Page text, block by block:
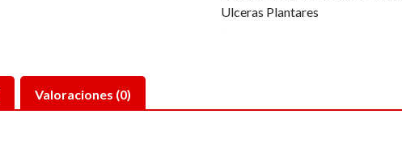
Ulceras Plantares
Valoraciones (0)